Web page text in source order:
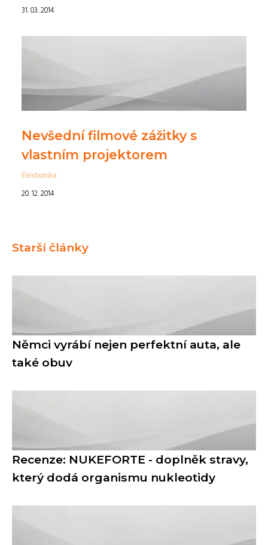
31. 03. 2014
Nevšední filmové zážitky s
vlastním projektorem
Elektronika
20. 12. 2014
Starší články
Němci vyrábí nejen perfektní auta, ale
také obuv
Recenze: NUKEFORTE - doplněk stravy,
který dodá organismu nukleotidy